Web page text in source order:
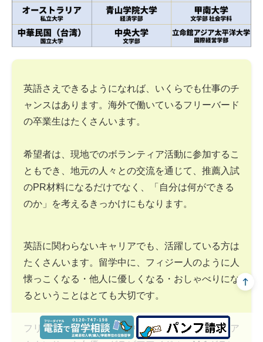
英語さえできるようになれば、いくらでも仕事のチ
ャンスはあります。海外で働いているフリーバード
の卒業生はたくさんいます。
希望者は、現地でのボランティア活動に参加するこ
ともでき、地元の人々との交流を通じて、推薦入試
のPR材料になるだけでなく、「自分は何ができる
のか」を考えるきっかけにもなります。
英語に関わらないキャリアでも、活躍している方は
たくさんいます。留学中に、フィジー人のように人
懐っこくなる・他人に優しくなる・おしゃべりにな
るということはとても大切です。
フリーバードの卒業生の中には、テレビ局の女子ア